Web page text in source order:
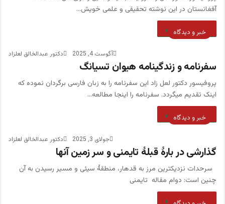
آفغانستان در این نوشته تحقیقی و علمی خویش…
بیشتر بخوانید »
خبر و دیدگاه
دکتور عبدالخالق لعلزاد آگوست 4, 2025
سفرنامه و زندگینامه هیوان تسیانگ‎
پروفیسور دکتور لعل زاد این سفرنامه را به زبان فارسی برگردان نموده که
اینک تقدیم میگردد. سفرنامه را اینجا مطالعه…
بیشتر بخوانید »
خبر و دیدگاه
دکتور عبدالخالق لعلزاد جولای 3, 2025
گذارشی در بارۀ قبلۀ تایمنی و سر زمین آنها
سرحدات نزدیکترین مرز به قدهار، منطقۀ سیئی و مسیر رسیدن به آن
چنین است: دوام مقاله تایمنی
بیشتر بخوانید »